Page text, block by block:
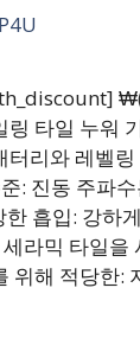
링 타일 누워
터리와 레벨
: 진동 주파
흡입: 강하
라믹 타일을
위해 적당한: